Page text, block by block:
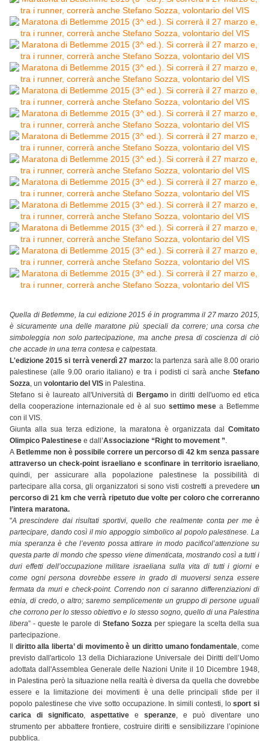
Quella di Betlemme, la cui edizione 2015 é in programma il 27 marzo 2015,
è sicuramente una delle maratone più speciali da correre; una corsa che
simboleggia non solo partecipazione, ma anche presa di coscienza di ciò
che accade in una terra contesa e calpestata.
L'edizione 2015 si terrà venerdì 27 marzo: la partenza sarà alle 8.00 orario
palestinese (alle 9.00 orario italiano) e tra i podisti ci sarà anche Stefano
Sozza, un volontario del VIS in Palestina.
Stefano si è laureato all'Università di Bergamoin diritti dell'uomo ed etica
della cooperazione internazionale ed è al suo settimo mese a Betlemme
con il VIS.
Giunta alla sua terza edizione, la maratona è organizzata dal Comitato
Olimpico Palestinese e dall’Associazione “Right to movement ”.
A Betlemme non è possibile correre un percorso di 42 km senza passare
attraverso un check-point israeliano e sconfinare in territorio israeliano,
quindi, per assicurare alla popolazione palestinese la possibilità di
partecipare alla corsa, gli organizzatori si sono visti costretti a prevedere un
percorso di 21 km che verrà ripetuto due volte per coloro che correranno
l’intera maratona.
"A prescindere dai risultati sportivi, quello che realmente conta per me è
partecipare, dando così il mio appoggio simbolico al popolo palestinese. La
mia speranza è che l’evento possa attirare in modo pacificol’attenzione su
questa parte di mondo che spesso viene dimenticata, mostrando così a tutti i
duri effetti dell’occupazione militare israeliana sulla vita di tutti i giorni e
come ogni persona dovrebbe essere in grado di muoversi senza essere
fermata da muri e check-point. Correndo non ci saranno differenziazioni di
etnia, di credo, o altro; saremo semplicemente un gruppo di persone uguali
che corrono per lo stesso obiettivo e lo stesso sogno, quello di una Palestina
libera” - queste le parole di Stefano Sozza per spiegare la scelta della sua
partecipazione.
diritto alla liberta’ di movimento è un diritto umano fondamentale, come
previsto dall'articolo 13 della Dichiarazione Universale dei Diritti dell’Uomo
adottata dall'Assemblea Generale delle Nazioni Unite il 10 Dicembre 1948,
in Palestina però la situazione nella realtà è diversa da quella che dovrebbe
essere e la limitazione dei movimenti è una delle principali sfide per il
popolo palestinese che vive sotto occupazione. In simili contesti, losport si
carica di significato, aspettative e speranze, e può diventare uno
strumento per abbattere frontiere, costruire diritti e sensibilizzare l’opinione
pubblica.